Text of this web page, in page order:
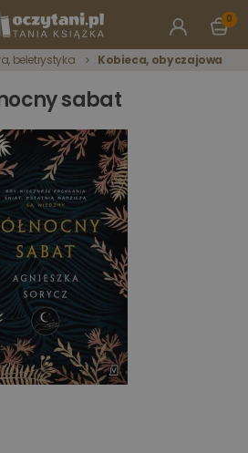
0
beletrystyka Kobieca, obyczajowa
sabat